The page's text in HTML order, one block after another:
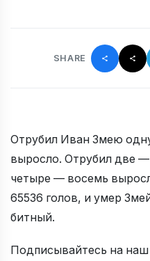
SHARE
Отрубил Иван Змею
выросло. Отрубил две
четыре — восемь
65536 голов, и умер
битный.
Подписывайтесь на наш